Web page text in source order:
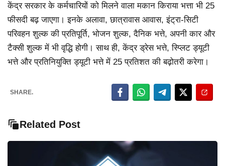
केंद्र सरकार के कर्मचारियों को मिलने वाला मकान किराया भत्ता भी 25
फीसदी बढ़ जाएगा। इनके अलावा, छात्रावास आवास, इंट्रा-सिटी
परिवहन शुल्क की प्रतिपूर्ति, भोजन शुल्क, दैनिक भत्ते, अपनी कार और
टैक्सी शुल्क में भी वृद्धि होगी। साथ ही, केंद्र ड्रेस भत्ते, स्प्लिट ड्यूटी
भत्ते और प्रतिनियुक्ति ड्यूटी भत्ते में 25 प्रतिशत की बढ़ोतरी करेगा।
SHARE.
Related Post